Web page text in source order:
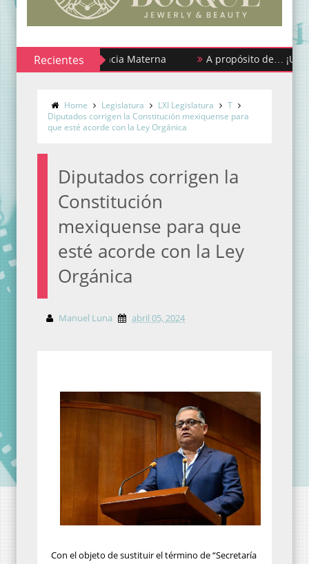
Recientes
de la Lactancia Materna A propósito de… ¡Urgencias y
Home Legislatura LXI Legislatura
T
Diputados corrigen la Constitución mexiquense para
que esté acorde con la Ley Orgánica
Diputados corrigen la
Constitución
mexiquense para que
esté acorde con la Ley
Orgánica
Manuel Luna abril 05, 2024
Con el objeto de sustituir el término de “Secretaría